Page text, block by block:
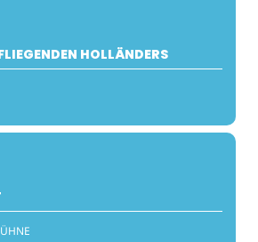
HOLLÄNDERS